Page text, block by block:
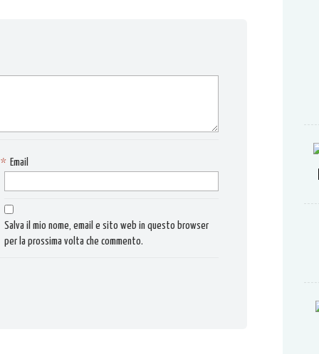
Email
*
Salva il mio nome, email e sito web in questo browser
per la prossima volta che commento.